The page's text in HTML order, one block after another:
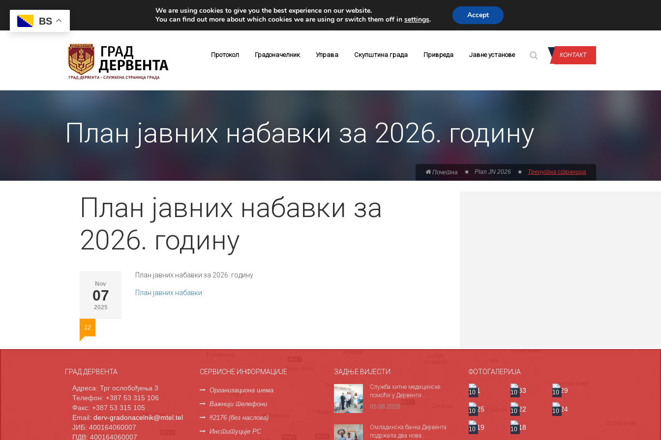
Протокол Градоначелник Управа Скупштина града Привреда Јавне установе КОНТАКТ
План јавних набавки за 2026. годину
Почетна Plan JN 2026 Тренутна страница
План јавних набавки за
2026. годину
Nov
07
2025
12
План јавних набавки за 2026. годину
План јавних набавки
ГРАД ДЕРВЕНТА
Адреса: Трг ослобођења 3
Телефон: +387 53 315 106
Факс: +387 53 315 105
Email: derv-gradonacelnik@mtel.tel
ЈИБ: 400164060007
ПДВ: 400164060007
СЕРВИСНЕ ИНФОРМАЦИЈЕ
Организациона шема
Важнији телефони
#2176 (без наслова)
Институције РС
ЗАДЊЕ ВИЈЕСТИ
Служба хитне медицинске
помоћи у Дервенти...
05.08.2026
Омладинска банка Дервента
подржала два нова...
ФОТОГАЛЕРИЈА
10 10 10
10 10 10
10 10
BS
We are using cookies to give you the best experience on our website.
You can find out more about which cookies we are using or switch them off in settings. Accept